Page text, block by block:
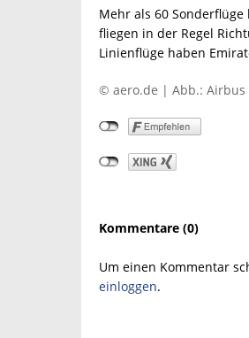
Mehr als 60
fliegen in der Regel
Linienflüge haben
© aero.de | Abb.: Airbus
Kommentare (0)
Um einen Kommentar
einloggen.